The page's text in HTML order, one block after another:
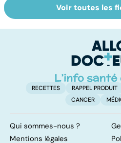
Comment
faciliter la
Voir toutes les
RECETTES RAPPEL PRODUIT
CANCER
Qui sommes-nous ?
Mentions légales